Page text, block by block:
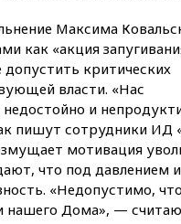
Максима
как «акция
допустить критических
власти. «Нас
и
пишут сотрудники ИД
мотивация
что под давлением
«Недопустимо,
нашего Дома», —